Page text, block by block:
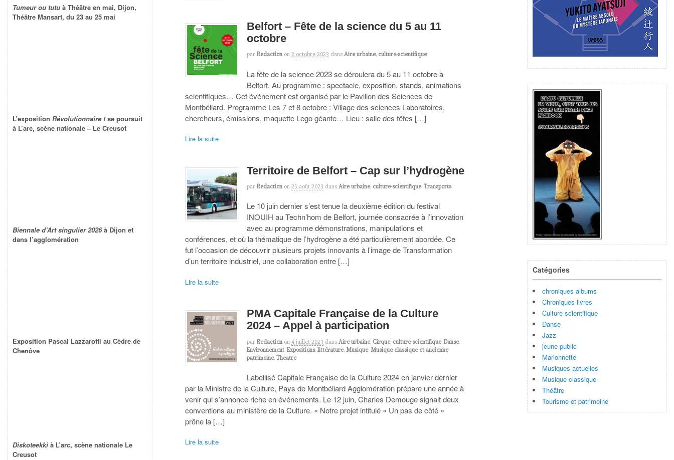
Belfort – Fête de la science du 5 au 11
octobre
par Redaction on 2 octobre 2023 dans Aire urbaine, culture-scientifique
La fête de la science 2023 se déroulera du 5 au 11 octobre à
Belfort. Au programme : spectacle, exposition, stands, animations
scientifiques… Cet événement est organisé par le Pavillon des Sciences de
Montbéliard. Programme Les 7 et 8 octobre : Village des sciences Laboratoires,
chercheurs, émissions, maquette Lego géante… Lieu : salle des fêtes […]
Lire la suite
Territoire de Belfort – Cap sur l’hydrogène
par Redaction on 25 août 2023 dans Aire urbaine, culture-scientifique,Transports
Le 10 juin dernier s’est tenue la deuxième édition du festival
INOUIH au Techn’hom de Belfort, journée consacrée à l’innovation
avec au programme démonstrations, manipulations et
conférences, et où la thématique de l’hydrogène a été particulièrement abordée. Ce
fut l’occasion de découvrir plusieurs projets innovants à l’image de Transformation
d’un territoire industriel, une collaboration entre […]
Lire la suite
PMA Capitale Française de la Culture
2024 – Appel à participation
par Redaction on 4 juillet 2023 dans Aire urbaine, Cirque, culture-scientifique,Danse,
Environnement,Expositions,littérature, Musique, Musique classique et ancienne,
patrimoine,Theatre
Labellisé Capitale Française de la Culture 2024 en janvier dernier
par la Ministre de la Culture, Pays de Montbéliard Agglomération prépare une année à
venir qui s’annonce riche en événements. Le 12 juin, Charles Demouge signait deux
conventions au ministère de la Culture. « Notre projet intitulé « Un pas de côté »
prône la […]
Lire la suite
Catégories
chroniques albums
Chroniques livres
Culture scientifique
Danse
Jazz
jeune public
Marionnette
Musiques actuelles
Musique classique
Théâtre
Tourisme et patrimoine
Tumeur ou tutu à Théâtre en mai, Dijon,
Théâtre Mansart, du 23 au 25 mai
L’exposition Révolutionnaire !se poursuit
à L’arc, scène nationale – Le Creusot
Biennale d’Art singulier 2026à Dijon et
dans l’agglomération
Exposition Pascal Lazzarotti au Cèdre de
Chenôve
Diskoteekki à L’arc, scène nationale Le
Creusot